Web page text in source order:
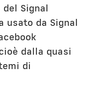
Signal
usato da Signal
dalla quasi
di